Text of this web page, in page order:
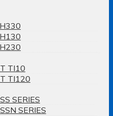
TI10
TI120
SERIES
SERIES